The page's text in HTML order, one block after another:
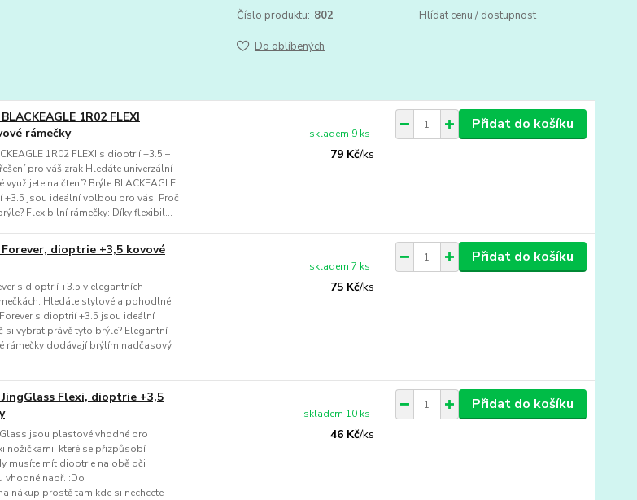
Číslo produktu: 802 Hlídat cenu / dostupnost
Do oblíbených
1R02 FLEXI
rámečky
1R02 FLEXI s dioptrií +3.5 –
pro váš zrak Hledáte univerzální
na čtení? Brýle BLACKEAGLE
+3.5 jsou ideální volbou pro vás! Proč
Flexibilní rámečky: Díky flexibil...
79 Kč/ks
skladem 9 ks
Přidat do košíku
dioptrie +3,5 kovové
s dioptrií +3.5 v elegantních
Hledáte stylové a pohodlné
s dioptrií +3.5 jsou ideální
vybrat právě tyto brýle? Elegantní
rámečky dodávají brýlím nadčasový
75 Kč/ks
skladem 7 ks
Přidat do košíku
Flexi, dioptrie +3,5
jsou plastové vhodné pro
nožičkami, které se přizpůsobí
musíte mít dioptrie na obě oči
vhodné např. :Do
nákup,prostě tam,kde si nechcete
46 Kč/ks
skladem 10 ks
Přidat do košíku